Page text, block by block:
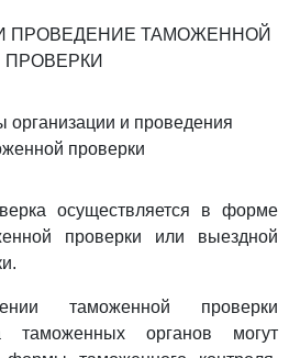
ПРОВЕДЕНИЕ ТАМОЖЕННОЙ
ПРОВЕРКИ
и проведения
проверки
осуществляется в форме
проверки или выездной
таможенной проверки
таможенных органов могут